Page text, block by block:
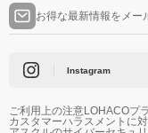
お得な最新情報をメー
Instagram
ご利用上の注意LOHACOプ
カスタマーハラスメントに